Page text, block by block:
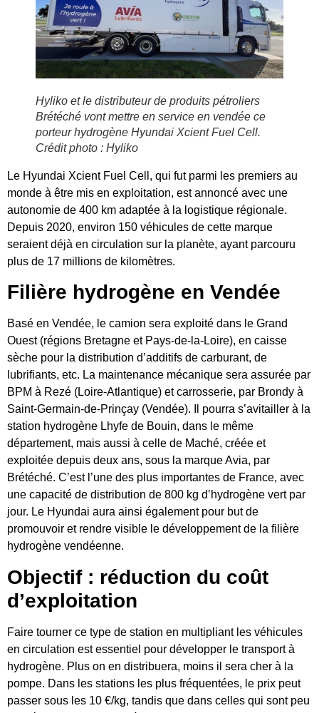
Hyliko et le distributeur de produits pétroliers
Brétéché vont mettre en service en vendée ce
porteur hydrogène Hyundai Xcient Fuel Cell.
Crédit photo : Hyliko
Le Hyundai Xcient Fuel Cell, qui fut parmi les premiers au
monde à être mis en exploitation, est annoncé avec une
autonomie de 400 km adaptée à la logistique régionale.
Depuis 2020, environ 150 véhicules de cette marque
seraient déjà en circulation sur la planète, ayant parcouru
plus de 17 millions de kilomètres.
Filière hydrogène en Vendée
Basé en Vendée, le camion sera exploité dans le Grand
Ouest (régions Bretagne et Pays-de-la-Loire), en caisse
sèche pour la distribution d’additifs de carburant, de
lubrifiants, etc. La maintenance mécanique sera assurée par
BPM à Rezé (Loire-Atlantique) et carrosserie, par Brondy à
Saint-Germain-de-Prinçay (Vendée). Il pourra s’avitailler à la
station hydrogène Lhyfe de Bouin, dans le même
département, mais aussi à celle de Maché, créée et
exploitée depuis deux ans, sous la marque Avia, par
Brétéché. C’est l’une des plus importantes de France, avec
une capacité de distribution de 800 kg d’hydrogène vert par
jour. Le Hyundai aura ainsi également pour but de
promouvoir et rendre visible le développement de la filière
hydrogène vendéenne.
Objectif : réduction du coût
d’exploitation
Faire tourner ce type de station en multipliant les véhicules
en circulation est essentiel pour développer le transport à
hydrogène. Plus on en distribuera, moins il sera cher à la
pompe. Dans les stations les plus fréquentées, le prix peut
passer sous les 10 €/kg, tandis que dans celles qui sont peu